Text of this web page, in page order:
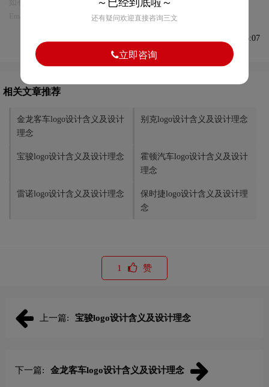
如有内容侵犯您的合法权益，请及时与我们联系
Email:75696531@qq.com，我们将第一时间安排删除。
发布于2021-08-20 08:45:07
相关文章推荐
金龙客车logo设计含义及设计
理念
别克logo设计含义及设计理念
宝骏logo设计含义及设计理念
霍顿汽车logo设计含义及设计
理念
雷诺logo设计含义及设计理念
保时捷logo设计含义及设计理
念
1 赞
上一篇: 宝骏logo设计含义及设计理念
下一篇: 金龙客车logo设计含义及设计理念
～已经到底啦～
还有疑问欢迎直接咨询三文
立即咨询